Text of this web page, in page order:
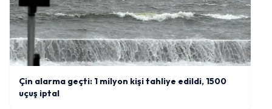
Çin alarma geçti: 1 milyon kişi tahliye edildi, 1500
uçuş iptal